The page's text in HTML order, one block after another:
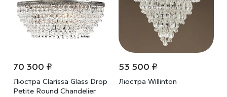
70 300 ₽
Люстра Clarissa Glass Drop
Petite Round Chandelier
53 500 ₽
Люстра Willinton